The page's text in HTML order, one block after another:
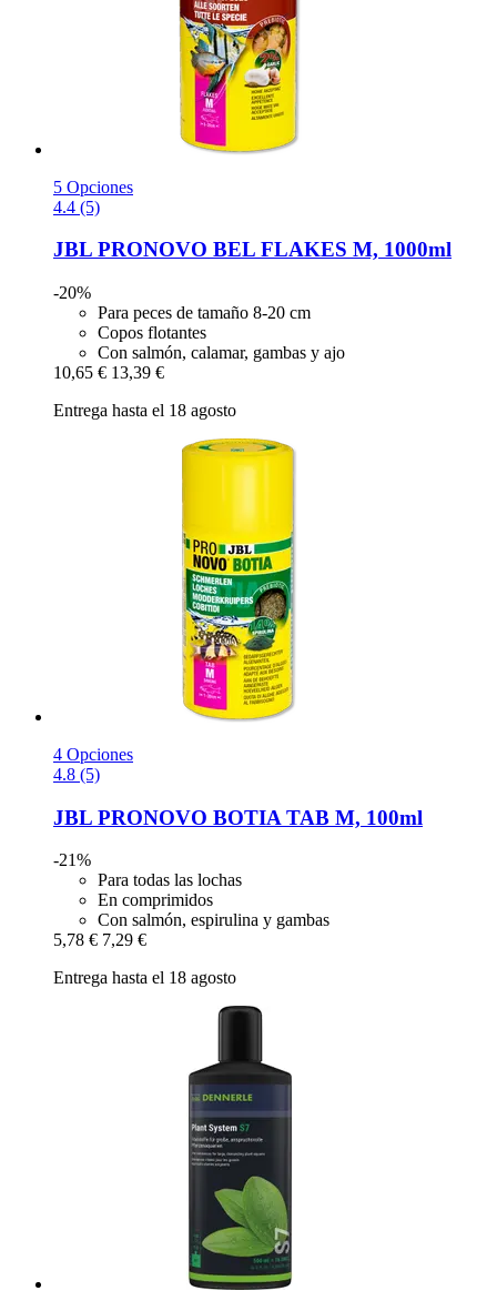
5 Opciones
4.4 (5)
JBL PRONOVO BEL FLAKES M, 1000ml
-20%
Para peces de tamaño 8-20 cm
Copos flotantes
Con salmón, calamar, gambas y ajo
10,65 € 13,39 €
Entrega hasta el 18 agosto
4 Opciones
4.8 (5)
JBL PRONOVO BOTIA TAB M, 100ml
-21%
Para todas las lochas
En comprimidos
Con salmón, espirulina y gambas
5,78 € 7,29 €
Entrega hasta el 18 agosto